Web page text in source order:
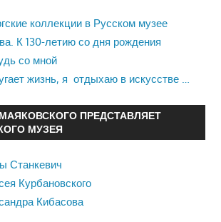
коллекции в Русском музее
К 130-летию со дня рождения
со мной
жизнь, я отдыхаю в искусстве …
ПРЕДСТАВЛЯЕТ
МУЗЕЯ
Станкевич
Курбановского
Кибасова